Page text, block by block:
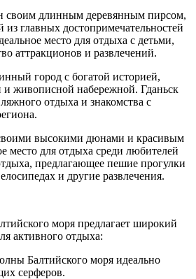
своим длинным деревянным пирсом,
из главных достопримечательностей
место для отдыха с детьми,
аттракционов и развлечений.
город с богатой историей,
и живописной набережной. Гданьск
отдыха и знакомства с
высокими дюнами и красивым
место для отдыха среди любителей
предлагающее пешие прогулки
и другие развлечения.
моря предлагает широкий
активного отдыха:
Балтийского моря идеально
серферов.